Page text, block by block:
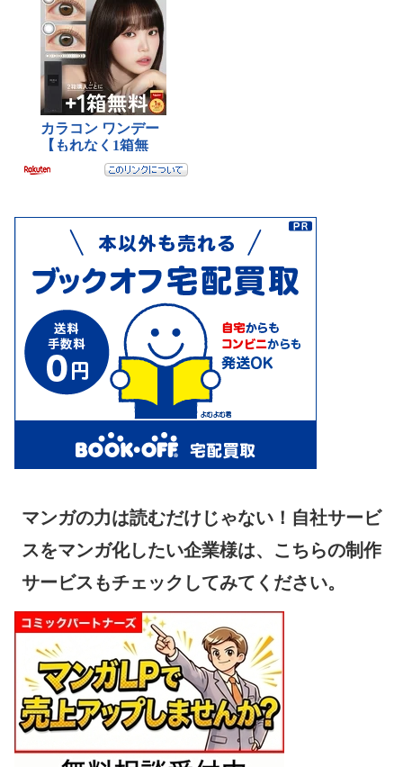
マンガの力は読むだけじゃない！自社サービ
スをマンガ化したい企業様は、こちらの制作
サービスもチェックしてみてください。